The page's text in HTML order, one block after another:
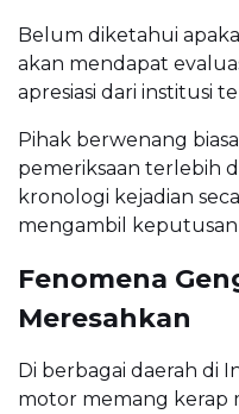
Belum diketahui
akan mendapat
apresiasi dari institusi
Pihak berwenang
pemeriksaan terlebih
kronologi kejadian
mengambil keputusan
Fenomena
Meresahkan
Di berbagai daerah di
motor memang kerap